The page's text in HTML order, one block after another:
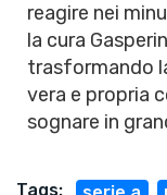
reagire nei
la cura
trasformando
vera e propria
sognare in
Tags: